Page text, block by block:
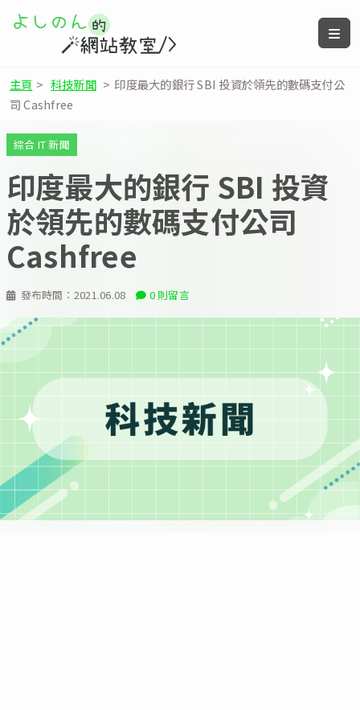
主頁 > 科技新聞 > 印度最大的銀行 SBI 投資於領先的數碼支付公
司 Cashfree
發布時間： 2021.06.08 0 則留言
綜合 IT 新聞
印度最大的銀行 SBI 投資
於領先的數碼支付公司
Cashfree